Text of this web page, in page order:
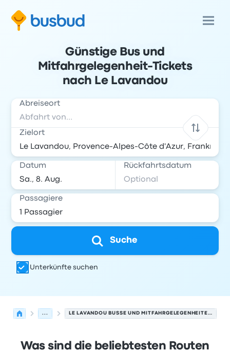
Günstige Bus und
Mitfahrgelegenheit-Tickets
nach Le Lavandou
Abreiseort
Zielort
Datum Rückfahrtsdatum
Passagiere
Suche
Unterkünfte suchen
... LE LAVANDOU BUSSE UND MITFAHRGELEGENHEITEN.
Was sind die beliebtesten Routen